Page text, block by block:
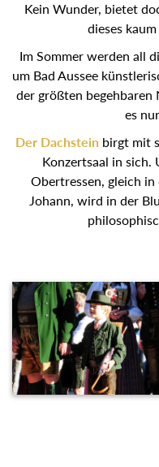
Kein Wunder, bietet
dieses
Im Sommer werden all
um Bad Aussee
der größten
es
Der Dachstein birgt mit
Konzertsaal in sich.
Obertressen, gleich in
Johann, wird in der